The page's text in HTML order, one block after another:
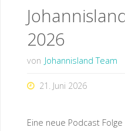
2026
von Johannisland Team
21. Juni 2026
Eine neue Podcast